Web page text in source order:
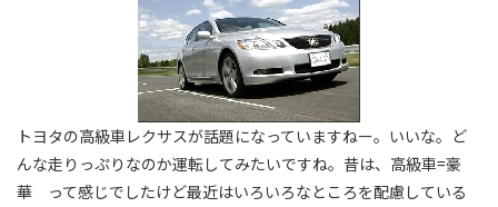
トヨタの高級車レクサスが話題になっていますねー。いいな。ど
んな走りっぷりなのか運転してみたいですね。昔は、高級車=豪
華 って感じでしたけど最近はいろいろなところを配慮している